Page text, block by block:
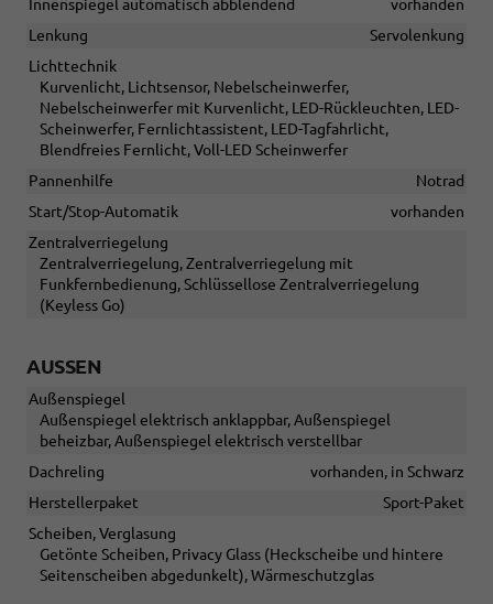
Innenspiegel automatisch abblendend
vorhanden
Lenkung
Servolenkung
Lichttechnik
Kurvenlicht, Lichtsensor, Nebelscheinwerfer,
Nebelscheinwerfer mit Kurvenlicht, LED-Rückleuchten, LED-
Scheinwerfer, Fernlichtassistent, LED-Tagfahrlicht,
Blendfreies Fernlicht, Voll-LED Scheinwerfer
Pannenhilfe
Notrad
Start/Stop-Automatik
vorhanden
Zentralverriegelung
Zentralverriegelung, Zentralverriegelung mit
Funkfernbedienung, Schlüssellose Zentralverriegelung
(Keyless Go)
AUSSEN
Außenspiegel
Außenspiegel elektrisch anklappbar, Außenspiegel
beheizbar, Außenspiegel elektrisch verstellbar
Dachreling
vorhanden, in Schwarz
Herstellerpaket
Sport-Paket
Scheiben, Verglasung
Getönte Scheiben, Privacy Glass (Heckscheibe und hintere
Seitenscheiben abgedunkelt), Wärmeschutzglas